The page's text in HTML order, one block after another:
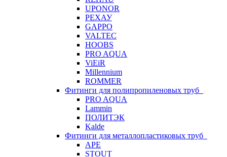
UPONOR
РЕХАУ
GAPPO
VALTEC
HOOBS
PRO AQUA
ViEiR
Millennium
ROMMER
Фитинги для полипропиленовых труб
PRO AQUA
Lammin
ПОЛИТЭК
Kalde
Фитинги для металлопластиковых труб
APE
STOUT